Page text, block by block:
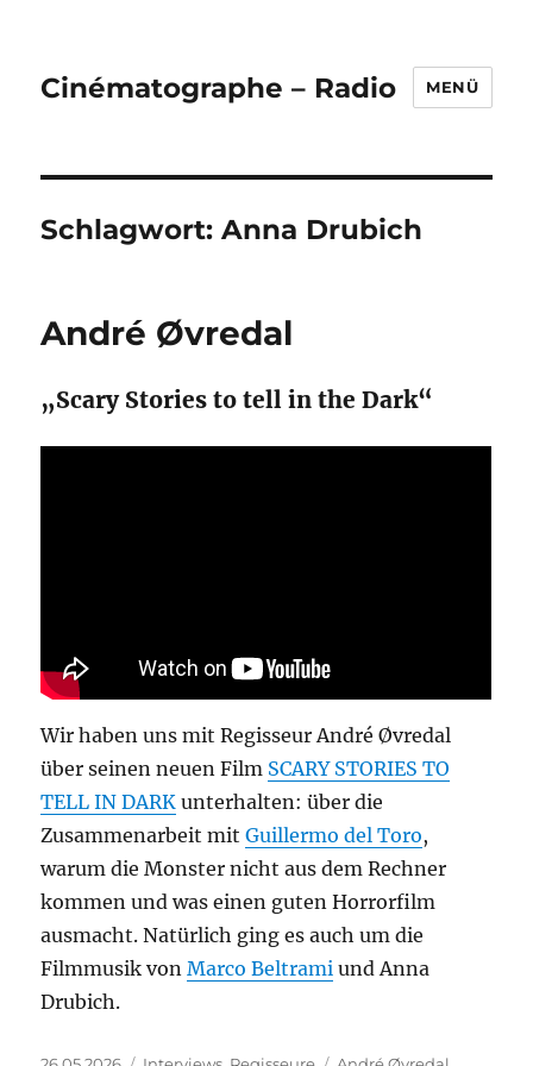
Cinématographe – Radio MENÜ
Schlagwort:Anna Drubich
André Øvredal
„Scary Stories to tell in the Dark“
Wir haben uns mit Regisseur André Øvredal
über seinen neuen Film SCARY STORIES TO
TELL IN DARK unterhalten: über die
Zusammenarbeit mitGuillermo del Toro,
warum die Monster nicht aus dem Rechner
kommen und was einen guten Horrorfilm
ausmacht. Natürlich ging es auch um die
Filmmusik vonMarco Beltrami und Anna
Drubich.